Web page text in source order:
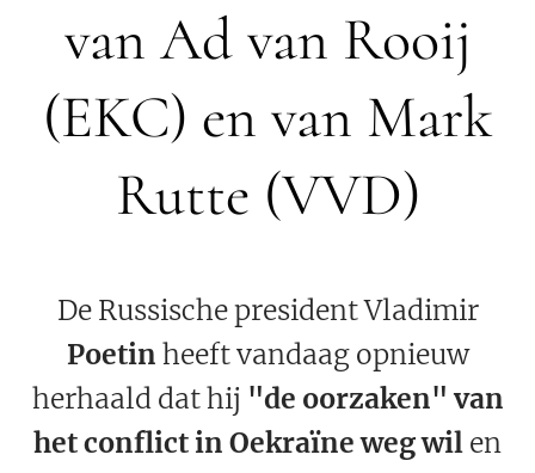
van Ad van Rooij
(EKC) en van Mark
Rutte (VVD)
De Russische president Vladimir
Poetin heeft vandaag opnieuw
herhaald dat hij "de oorzaken" van
het conflict in Oekraïne weg wil en